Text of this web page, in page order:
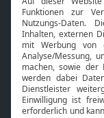
Neuigkeiten
Bibel TV